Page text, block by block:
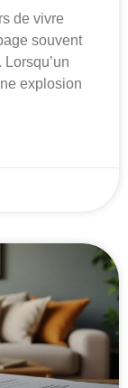
de vivre
souvent
explosion